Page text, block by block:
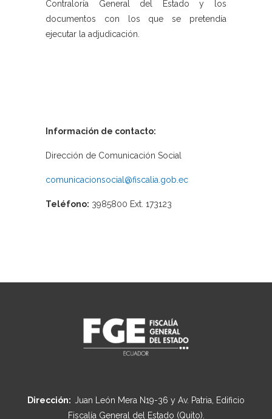
Contraloría General del Estado y los
documentos con los que se pretendía
ejecutar la adjudicación.
Información de contacto:
Dirección de Comunicación Social
comunicacionsocial@fiscalia.gob.ec
Teléfono: 3985800 Ext. 173123
Dirección: Juan León Mera N19-36 y Av. Patria, Edificio
Fiscalía General del Estado (Quito).